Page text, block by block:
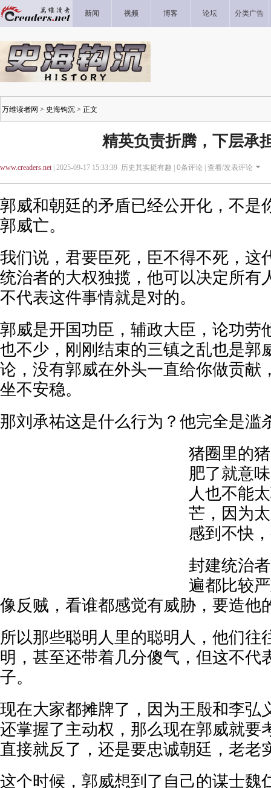
新闻 视频 博客 论坛 分类广告
万维读者网 > 史海钩沉 > 正文
精英负责折腾，下层承
www.creaders.net| 2025-09-17 15:33:39 历史其实挺有趣 | 0条评论 | 查看/发表评论
郭威和朝廷的矛盾已经公开化，不是
郭威亡。
我们说，君要臣死，臣不得不死，这
统治者的大权独揽，他可以决定所有
不代表这件事情就是对的。
郭威是开国功臣，辅政大臣，论功劳
也不少，刚刚结束的三镇之乱也是郭
论，没有郭威在外头一直给你做贡献
坐不安稳。
那刘承祐这是什么行为？他完全是滥
猪圈里的
肥了就意
人也不能
芒，因为
感到不快
封建统治
遍都比较
像反贼，看谁都感觉有威胁，要造他
所以那些聪明人里的聪明人，他们往
明，甚至还带着几分傻气，但这不代
子。
现在大家都摊牌了，因为王殷和李弘
还掌握了主动权，那么现在郭威就要
直接就反了，还是要忠诚朝廷，老老
这个时候，郭威想到了自己的谋士魏